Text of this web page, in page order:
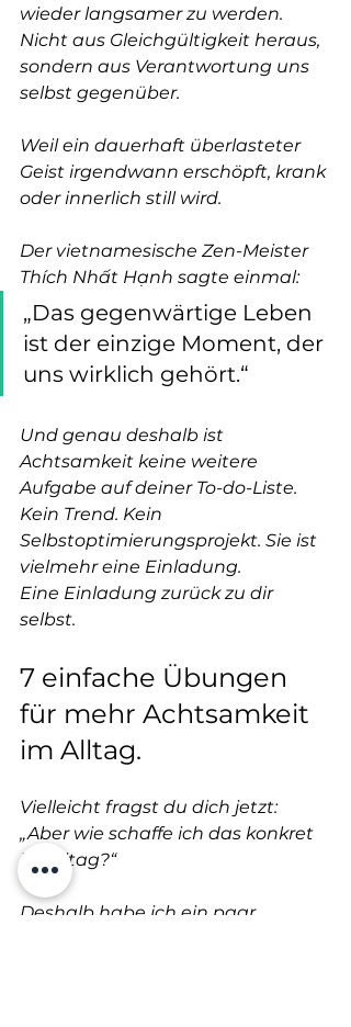
wieder langsamer zu werden.
Nicht aus Gleichgültigkeit heraus,
sondern aus Verantwortung uns
selbst gegenüber.
Weil ein dauerhaft überlasteter
Geist irgendwann erschöpft, krank
oder innerlich still wird.
Der vietnamesische Zen-Meister
Thích Nhất Hạnh sagte einmal:
„Das gegenwärtige Leben
ist der einzige Moment, der
uns wirklich gehört.“
Und genau deshalb ist
Achtsamkeit keine weitere
Aufgabe auf deiner To-do-Liste.
Kein Trend. Kein
Selbstoptimierungsprojekt. Sie ist
vielmehr eine Einladung.
Eine Einladung zurück zu dir
selbst.
7 einfache Übungen
für mehr Achtsamkeit
im Alltag.
Vielleicht fragst du dich jetzt:
„Aber wie schaffe ich das konkret
im Alltag?“
Deshalb habe ich ein paar